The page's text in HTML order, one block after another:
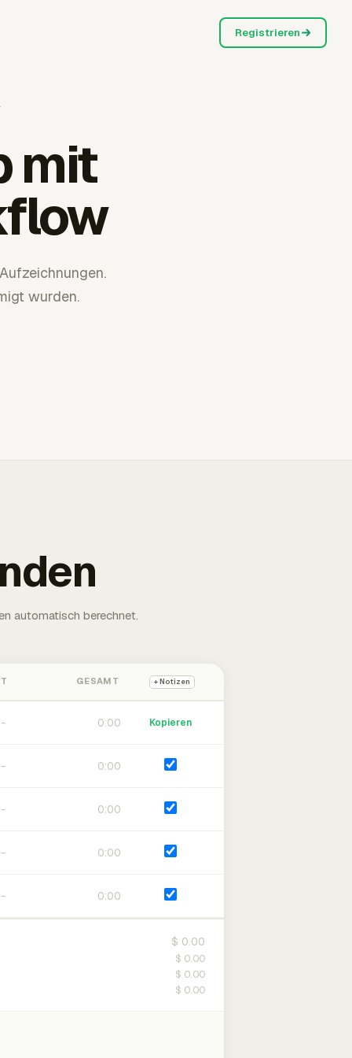
Registrieren
mit
wurden.
automatisch berechnet.
GESAMT + Notizen
0:00 Kopieren
0:00
0:00
0:00
0:00
$ 0.00
$ 0.00
$ 0.00
$ 0.00